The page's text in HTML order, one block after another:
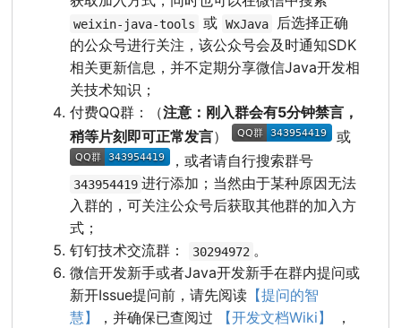
weixin-java-tools 或 WxJava
后选择正确
的公众号进行关注，该公众号会及时通知SDK
相关更新信息，并不定期分享微信Java开发相
关技术知识；
付费QQ群：（注意：刚入群会有5分钟禁言，
稍等片刻即可正常发言）
或
，或者请自行搜索群号
343954419 进行添加；当然由于某种原因无法
入群的，可关注公众号后获取其他群的加入方
式；
钉钉技术交流群：
30294972 。
微信开发新手或者Java开发新手在群内提问或
新开Issue提问前，请先阅读 【提问的智
慧】
，并确保已查阅过 【开发文档Wiki】
，